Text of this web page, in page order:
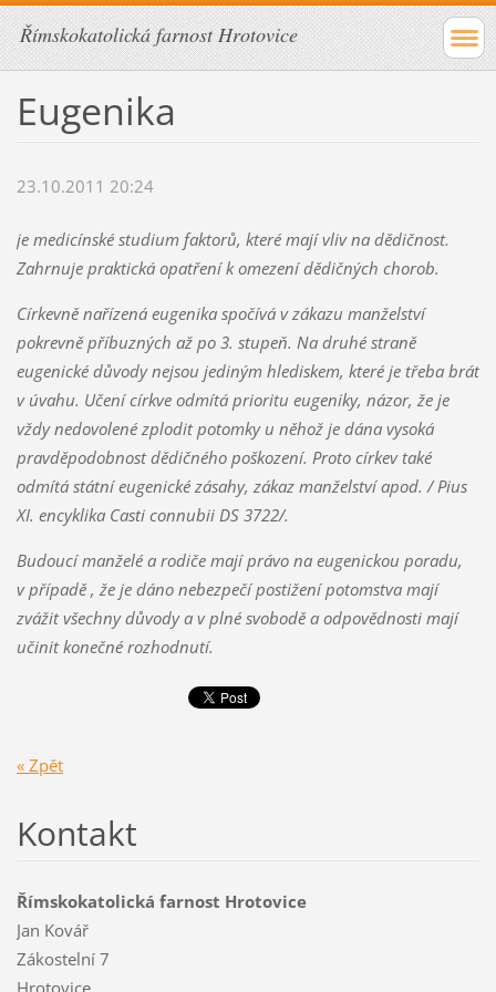
Římskokatolická farnost Hrotovice
Eugenika
23.10.2011 20:24
je medicínské studium faktorů, které mají vliv na dědičnost.
Zahrnuje praktická opatření k omezení dědičných chorob.
Církevně nařízená eugenika spočívá v zákazu manželství
pokrevně příbuzných až po 3. stupeň. Na druhé straně
eugenické důvody nejsou jediným hlediskem, které je třeba brát
v úvahu. Učení církve odmítá prioritu eugeniky, názor, že je
vždy nedovolené zplodit potomky u něhož je dána vysoká
pravděpodobnost dědičného poškození. Proto církev také
odmítá státní eugenické zásahy, zákaz manželství apod. / Pius
XI. encyklika Casti connubii DS 3722/.
Budoucí manželé a rodiče mají právo na eugenickou poradu,
v případě , že je dáno nebezpečí postižení potomstva mají
zvážit všechny důvody a v plné svobodě a odpovědnosti mají
učinit konečné rozhodnutí.
« Zpět
Kontakt
Římskokatolická farnost Hrotovice
Jan Kovář
Zákostelní 7
Hrotovice